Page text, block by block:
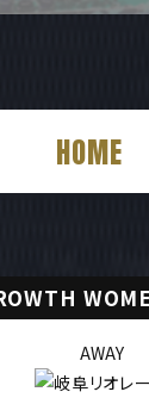
HOME
AWAY